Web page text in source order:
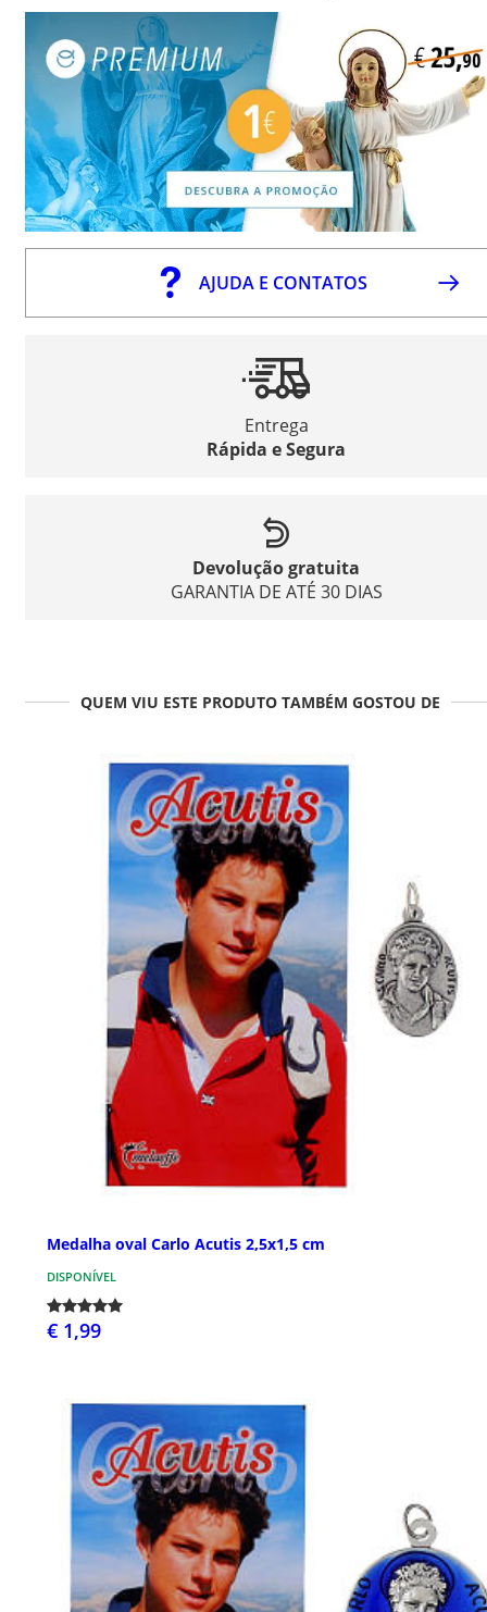
AJUDA E CONTATOS
Entrega
Rápida e Segura
Devolução gratuita
GARANTIA DE ATÉ 30 DIAS
QUEM VIU ESTE PRODUTO TAMBÉM GOSTOU DE
Medalha oval Carlo Acutis 2,5x1,5 cm
DISPONÍVEL
€ 1,99